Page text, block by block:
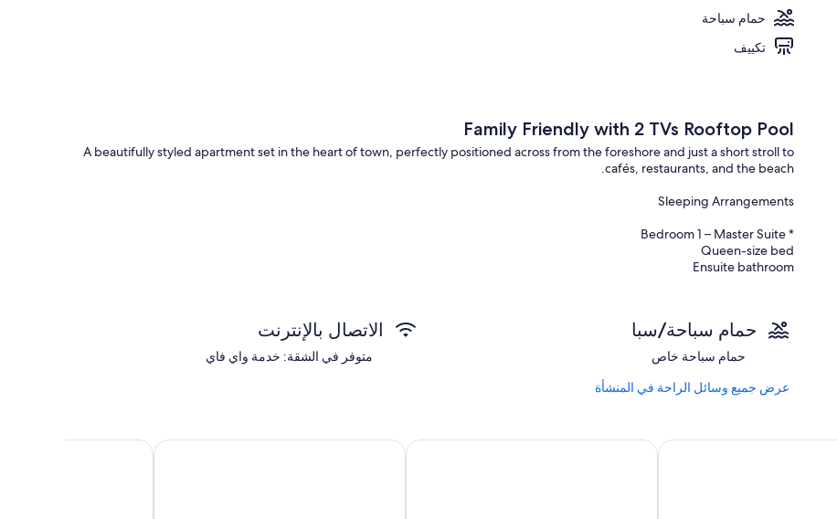
حمام سباحة
تكييف
Family Friendly with 2 TVs Rooftop Pool
A beautifully styled apartment set in the heart of town, perfectly positioned across from the foreshore and just a short stroll to
cafés, restaurants, and the beach.
Sleeping Arrangements
* Bedroom 1 – Master Suite
Queen-size bed
Ensuite bathroom
Queen-size bed + single trundle bed (perfect for kids or an extra guest)
Built-in wardrobe and ceiling fan
حمام سباحة/سبا
حمام سباحة خاص
الاتصال بالإنترنت
متوفر في الشقة: خدمة واي فاي
عرض جميع وسائل الراحة في المنشأة
أبارتمنتس أوشن فرونت آت ذي إنترانس سافير بالمز موتيل مانترا إيتالونج بيتش